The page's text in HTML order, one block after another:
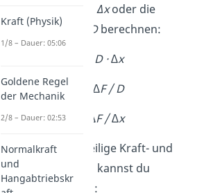
LängenänderungΔxoder die
Federkonstante
Dberechnen:
∆F = D · ∆x
∆x = ∆F / D
D = ∆F / ∆x
Wichtig:Die jeweilige Kraft- und
Längenänderung kannst du
berechnen durch:
Kraft (Physik)
1/8 – Dauer: 05:06
Goldene Regel
der Mechanik
2/8 – Dauer: 02:53
Normalkraft
und
Hangabtriebskr